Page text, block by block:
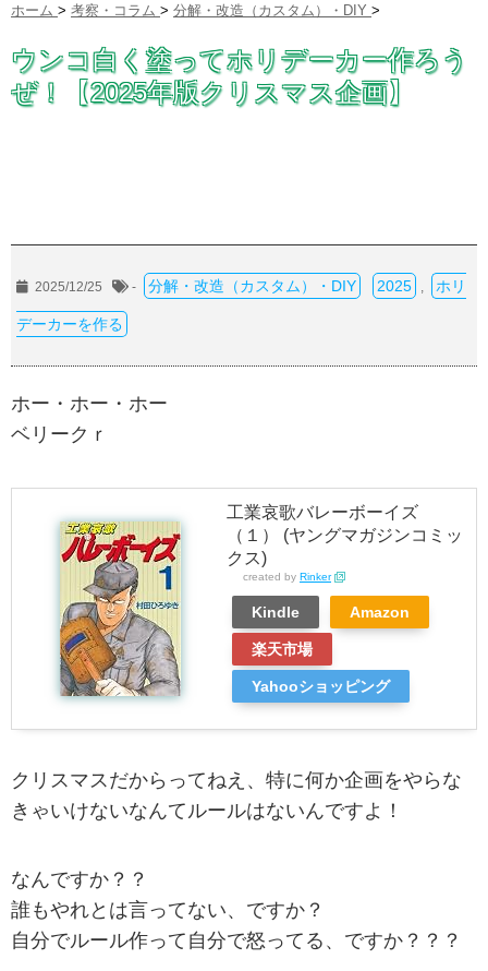
ホーム > 考察・コラム > 分解・改造（カスタム）・DIY >
ウンコ白く塗ってホリデーカー作ろう
ぜ！【2025年版クリスマス企画】
2025/12/25 - 分解・改造（カスタム）・DIY 2025 ホリ
デーカーを作る
ホー・ホー・ホー
ベリークｒ
工業哀歌バレーボーイズ
（１） (ヤングマガジンコミッ
クス)
created by Rinker
Kindle Amazon
楽天市場
Yahooショッピング
クリスマスだからってねえ、特に何か企画をやらな
きゃいけないなんてルールはないんですよ！
なんですか？？
誰もやれとは言ってない、ですか？
自分でルール作って自分で怒ってる、ですか？？？